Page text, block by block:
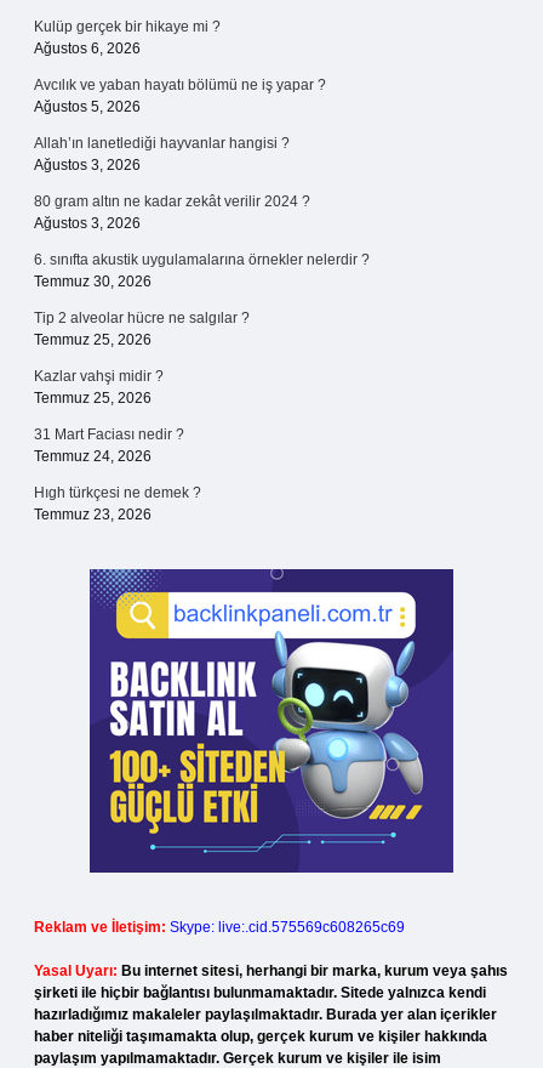
Kulüp gerçek bir hikaye mi ?
Ağustos 6, 2026
Avcılık ve yaban hayatı bölümü ne iş yapar ?
Ağustos 5, 2026
Allah’ın lanetlediği hayvanlar hangisi ?
Ağustos 3, 2026
80 gram altın ne kadar zekât verilir 2024 ?
Ağustos 3, 2026
6. sınıfta akustik uygulamalarına örnekler nelerdir ?
Temmuz 30, 2026
Tip 2 alveolar hücre ne salgılar ?
Temmuz 25, 2026
Kazlar vahşi midir ?
Temmuz 25, 2026
31 Mart Faciası nedir ?
Temmuz 24, 2026
Hıgh türkçesi ne demek ?
Temmuz 23, 2026
Reklam ve İletişim: Skype: live:.cid.575569c608265c69
Yasal Uyarı: Bu internet sitesi, herhangi bir marka, kurum veya şahıs
şirketi ile hiçbir bağlantısı bulunmamaktadır. Sitede yalnızca kendi
hazırladığımız makaleler paylaşılmaktadır. Burada yer alan içerikler
haber niteliği taşımamakta olup, gerçek kurum ve kişiler hakkında
paylaşım yapılmamaktadır. Gerçek kurum ve kişiler ile isim